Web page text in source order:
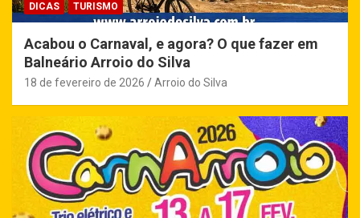
DICAS TURISMO
Acabou o Carnaval, e agora? O que fazer em
Balneário Arroio do Silva
18 de fevereiro de 2026 Arroio do Silva